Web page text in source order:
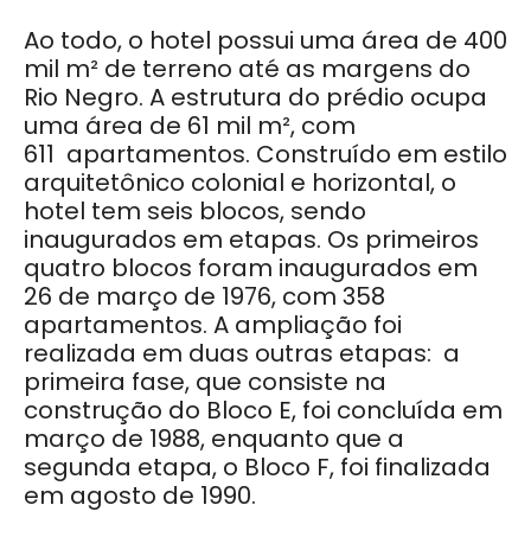
Ao todo, o hotel possui uma área de 400
mil m² de terreno até as margens do
Rio Negro. A estrutura do prédio ocupa
uma área de 61 mil m², com
611 apartamentos. Construído em estilo
arquitetônico colonial e horizontal, o
hotel tem seis blocos, sendo
inaugurados em etapas. Os primeiros
quatro blocos foram inaugurados em
26 de março de 1976, com 358
apartamentos. A ampliação foi
realizada em duas outras etapas: a
primeira fase, que consiste na
construção do Bloco E, foi concluída em
março de 1988, enquanto que a
segunda etapa, o Bloco F, foi finalizada
em agosto de 1990.